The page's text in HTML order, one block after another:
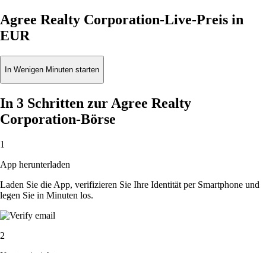
Agree Realty Corporation-Live-Preis in
EUR
In Wenigen Minuten starten
In 3 Schritten zur Agree Realty
Corporation-Börse
1
App herunterladen
Laden Sie die App, verifizieren Sie Ihre Identität per Smartphone und
legen Sie in Minuten los.
2